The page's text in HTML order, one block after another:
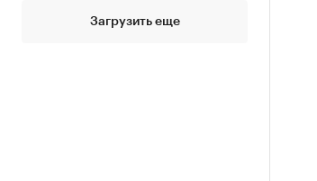
Загрузить еще